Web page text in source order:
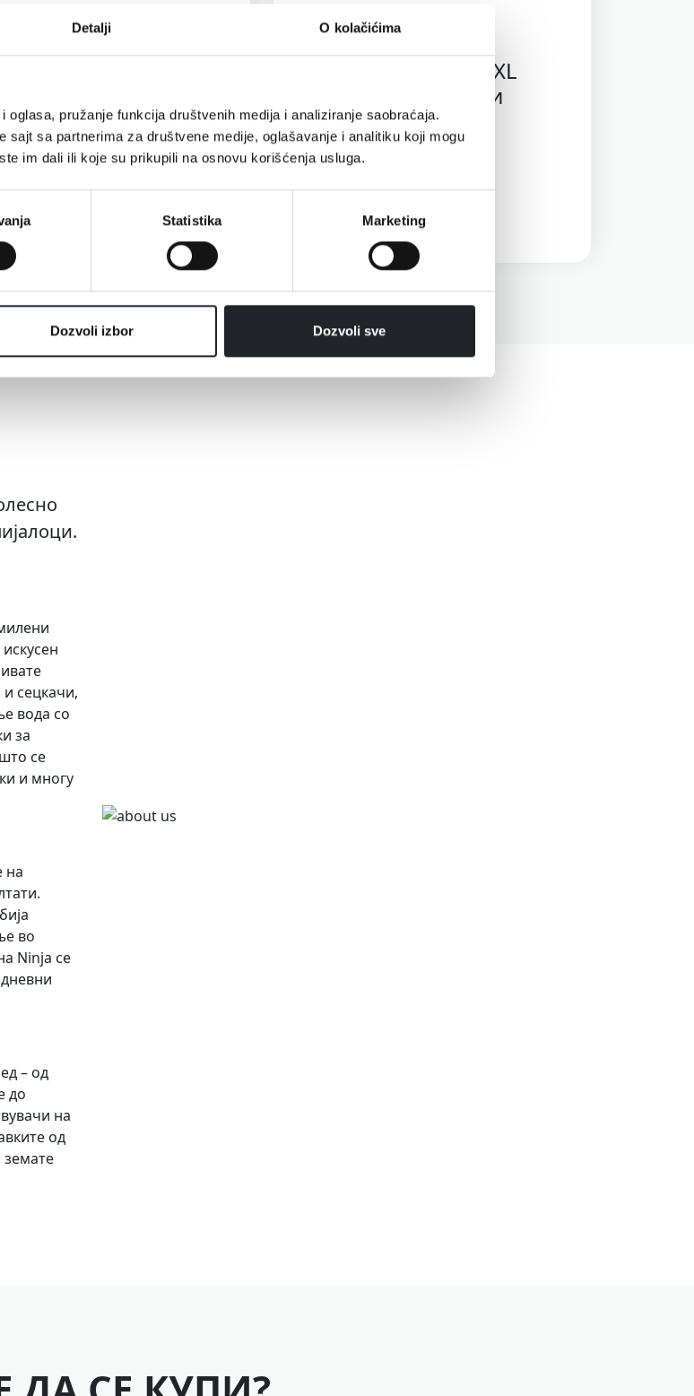
Detalji O kolačićima
pružanje funkcija društvenih medija i analiziranje saobraćaja.
sajt sa partnerima za društvene medije, oglašavanje i analitiku koji mogu
im dali ili koje su prikupili na osnovu korišćenja usluga.
Statistika Marketing
Dozvoli izbor Dozvoli sve
iQ технологија
повеќе
Ninja Woodfire Pro XL
eлектрична скара и
пушница
Неодолив вкус на дим
Прикажи повеќе
сецкачи,
вода со
за
се
и многу
на
во
Ninja се
– од
до
на
од
земате